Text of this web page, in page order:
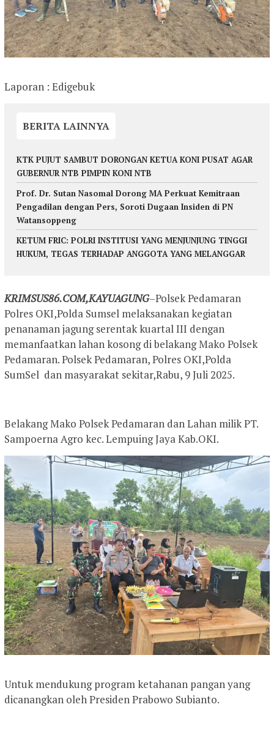
Laporan : Edigebuk
BERITA LAINNYA
KTK PUJUT SAMBUT DORONGAN KETUA KONI PUSAT AGAR
GUBERNUR NTB PIMPIN KONI NTB
Prof. Dr. Sutan Nasomal Dorong MA Perkuat Kemitraan
Pengadilan dengan Pers, Soroti Dugaan Insiden di PN
Watansoppeng
KETUM FRIC: POLRI INSTITUSI YANG MENJUNJUNG TINGGI
HUKUM, TEGAS TERHADAP ANGGOTA YANG MELANGGAR
KRIMSUS86.COM,KAYUAGUNG–Polsek Pedamaran
Polres OKI,Polda Sumsel melaksanakan kegiatan
penanaman jagung serentak kuartal III dengan
memanfaatkan lahan kosong di belakang Mako Polsek
Pedamaran. Polsek Pedamaran, Polres OKI,Polda
SumSel dan masyarakat sekitar,Rabu, 9 Juli 2025.
Belakang Mako Polsek Pedamaran dan Lahan milik PT.
Sampoerna Agro kec. Lempuing Jaya Kab.OKI.
Untuk mendukung program ketahanan pangan yang
dicanangkan oleh Presiden Prabowo Subianto.